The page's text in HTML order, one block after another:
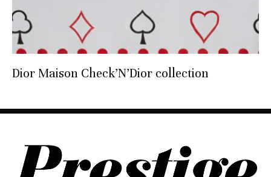
Dior Maison Check’N’Dior collection